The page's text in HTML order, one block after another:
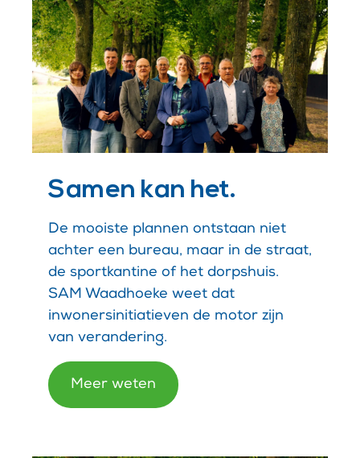
Samen kan het.
De mooiste plannen ontstaan niet
achter een bureau, maar in de straat,
de sportkantine of het dorpshuis.
SAM Waadhoeke weet dat
inwonersinitiatieven de motor zijn
van verandering.
Meer weten